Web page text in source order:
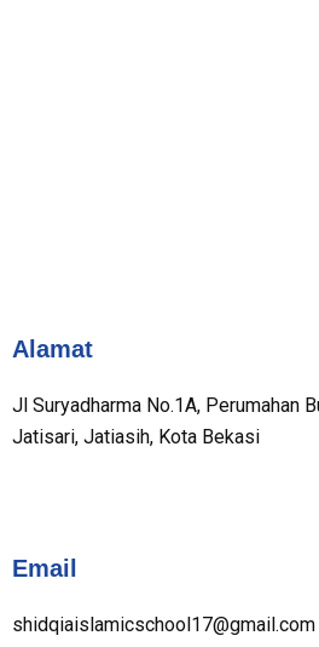
Alamat
Jl Suryadharma No.1A, Perumahan
Jatisari, Jatiasih, Kota Bekasi
Email
shidqiaislamicschool17@gmail.com